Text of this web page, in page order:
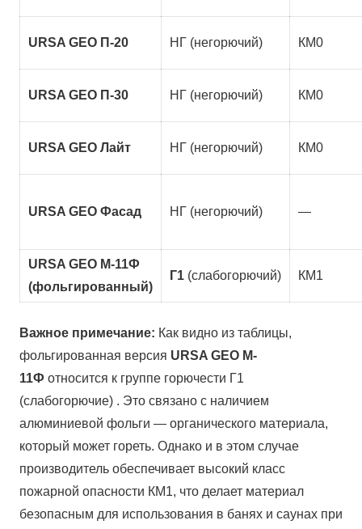
URSA GEO П-20 НГ (негорючий) КМ0
URSA GEO П-30 НГ (негорючий) КМ0
URSA GEO Лайт НГ (негорючий) КМ0
URSA GEO Фасад НГ (негорючий) —
URSA GEO M-11Ф
(фольгированный)
Г1(слабогорючий) КМ1
Важное примечание: Как видно из таблицы,
фольгированная версия URSA GEO M-
11Ф относится к группе горючести Г1
(слабогорючие) . Это связано с наличием
алюминиевой фольги — органического материала,
который может гореть. Однако и в этом случае
производитель обеспечивает высокий класс
пожарной опасности КМ1, что делает материал
безопасным для использования в банях и саунах при